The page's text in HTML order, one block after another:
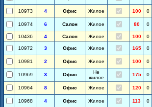
10973 4 Офис Жилое 100 0
10974 6 Салон Жилое 80 0
10436 4 Салон Жилое 100 0
10972 3 Офис Жилое 165 0
10981 2 Офис Жилое 100 0
10969 3 Офис
Не
жилое
175 0
10964 8 Офис Жилое 120 0
10968 4 Офис Жилое 113 0